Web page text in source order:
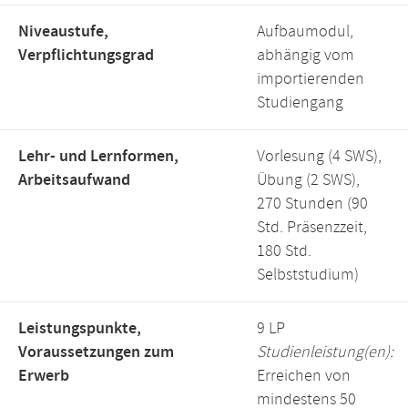
Niveaustufe,
Verpflichtungsgrad
Aufbaumodul,
abhängig vom
importierenden
Studiengang
Lehr- und Lernformen,
Arbeitsaufwand
Vorlesung (4 SWS),
Übung (2 SWS),
270 Stunden (90
Std. Präsenzzeit,
180 Std.
Selbststudium)
Leistungspunkte,
Voraussetzungen zum
Erwerb
9 LP
Studienleistung(en):
Erreichen von
mindestens 50